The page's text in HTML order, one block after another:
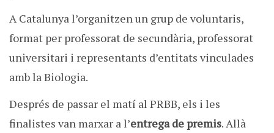
A Catalunya l’organitzen un grup de voluntaris,
format per professorat de secundària, professorat
universitari i representants d’entitats vinculades
amb la Biologia.
Després de passar el matí al PRBB, els i les
finalistes van marxar a l’entrega de premis. Allà